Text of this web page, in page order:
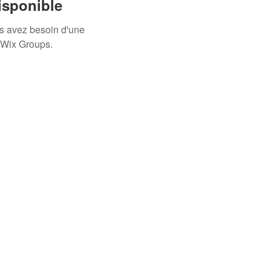
avez besoin d'une
Groups.